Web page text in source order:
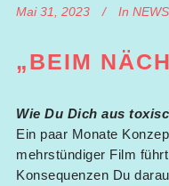
Mai 31, 2023 In NEWS
„BEIM
Wie Du Dich aus
Ein paar Monate
mehrstündiger Film
Konsequenzen Du